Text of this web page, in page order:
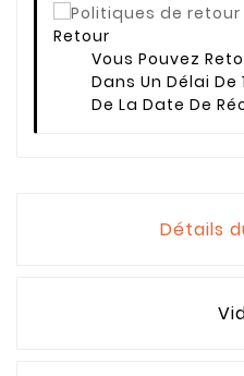
Retour
Vous Pouvez
Dans Un Délai
De La Date De
Détails